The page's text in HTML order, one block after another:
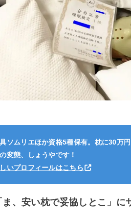
ソムリエほか資格5種保有。枕に30万
変態、しょうやです！
いプロフィールはこちら
ま、安い枕で妥協しとこ」に